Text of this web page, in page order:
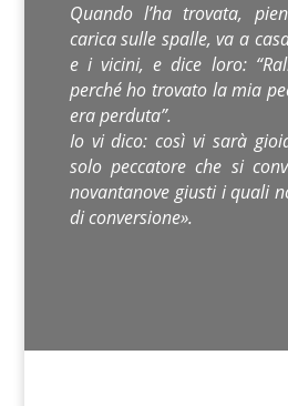
Quando l’ha trovata,
carica sulle spalle, va a
e i vicini, e dice loro:
perché ho trovato la mia
era perduta”.
Io vi dico: così vi sarà
solo peccatore che si
novantanove giusti i quali
di conversione».